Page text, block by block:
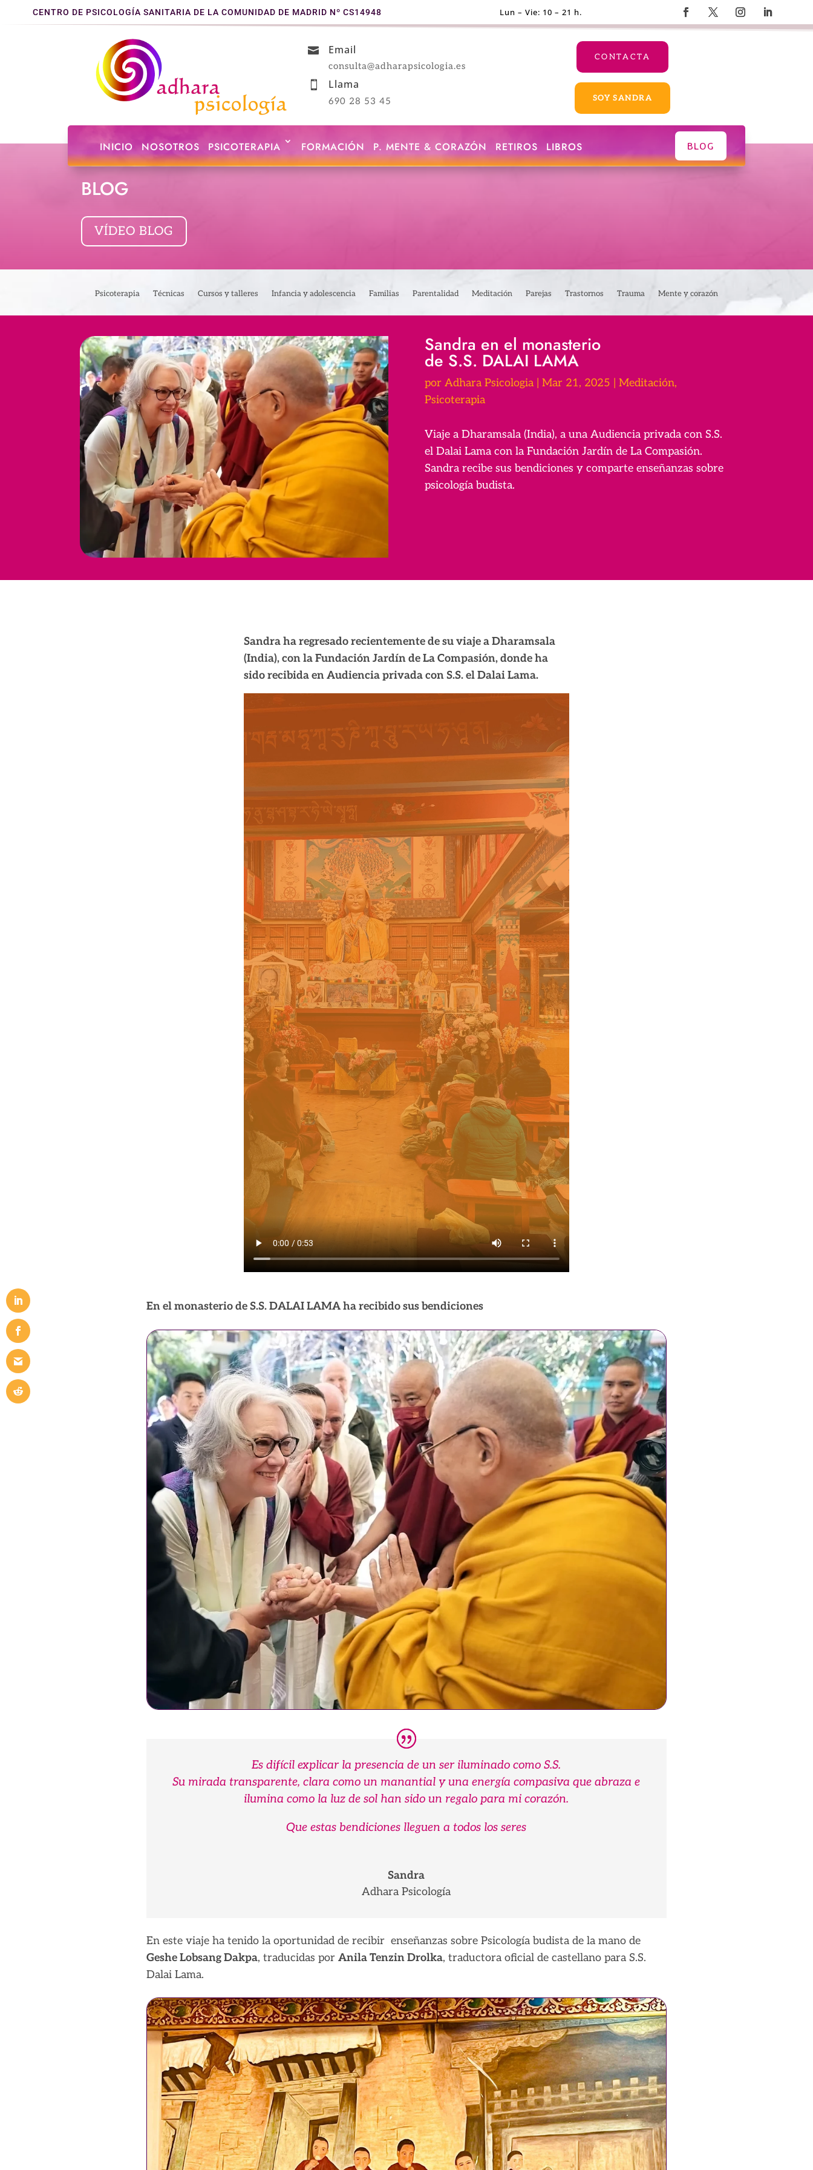
CENTRO DE PSICOLOGÍA SANITARIA DE LA COMUNIDAD DE MADRID Nº CS14948 Lun – Vie: 10 – 21 h.
 Email
consulta@adharapsicologia.es
Llama
690 28 53 45
CONTACTA
SOY SANDRA
INICIO NOSOTROS PSICOTERAPIA FORMACIÓN P. MENTE & CORAZÓN RETIROS LIBROS BLOG
BLOG
VÍDEO BLOG
Psicoterapia Técnicas Cursos y talleres Infancia y adolescencia Familias Parentalidad Meditación Parejas Trastornos Trauma Mente y corazón
Sandra en el monasterio
de S.S. DALAI LAMA
por Adhara Psicologia| Mar 21, 2025 | Meditación,
Psicoterapia
Viaje a Dharamsala (India), a una Audiencia privada con S.S.
el Dalai Lama con la Fundación Jardín de La Compasión.
Sandra recibe sus bendiciones y comparte enseñanzas sobre
psicología budista.
Sandra ha regresado recientemente de su viaje aDharamsala
(India), con la Fundación Jardín de La Compasión, donde ha
sido recibida en Audiencia privada con S.S. el Dalai Lama.
En el monasterio de S.S. DALAI LAMA ha recibido sus bendiciones
Es difícil explicar la presencia de un ser iluminado como S.S.
Su mirada transparente, clara como un manantial y una energía compasiva que abraza e
ilumina como la luz de sol han sido un regalo para mi corazón.
Que estas bendiciones lleguen a todos los seres
Sandra
Adhara Psicología
En este viaje ha tenido la oportunidad de recibir enseñanzas sobre Psicología budista de la mano de
Geshe Lobsang Dakpa, traducidas por Anila Tenzin Drolka, traductora oficial de castellano para S.S.
Dalai Lama.